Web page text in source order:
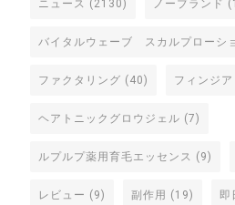
ニュース (2130) ノーブランド
バイタルウェーブ スカルプローシ
ファクタリング (40) フィンジア
ヘアトニックグロウジェル (7)
ルプルプ薬用育毛エッセンス (9)
レビュー (9) 副作用 (19) 即